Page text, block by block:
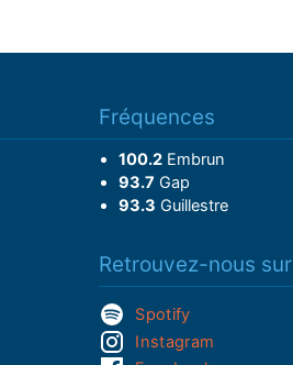
Fréquences
100.2Embrun
93.7 Gap
93.3 Guillestre
Retrouvez-nous sur
Spotify
Instagram